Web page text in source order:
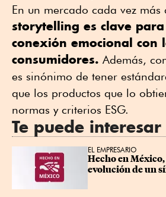
En un mercado cada vez más
storytelling es clave
conexión emocional con
consumidores. Además,
es sinónimo de tener
que los productos que lo
normas y criterios ESG.
Te puede interesar
EL EMPRESARIO
Hecho en
evolución de un